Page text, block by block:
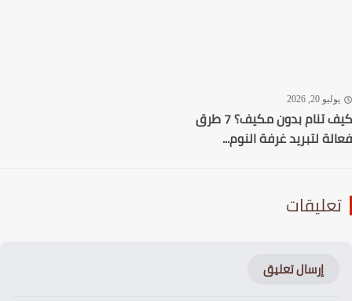
20, 2026
كيف تنام بدون مكيف؟ 7 طرق
لتبريد غرفة النوم...
إرسال تعليق